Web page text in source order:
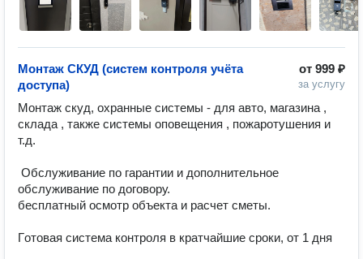
от 999 ₽
за услугу
Монтаж СКУД (систем контроля учёта
доступа)
Монтаж скуд, охранные системы - для авто, магазина ,
склада , также системы оповещения , пожаротушения и
т.д.
обслуживание по договору.
бесплатный осмотр объекта и расчет сметы.
Гoтoвая cиcтемa контроля в кратчайшие сроки, от 1 дня